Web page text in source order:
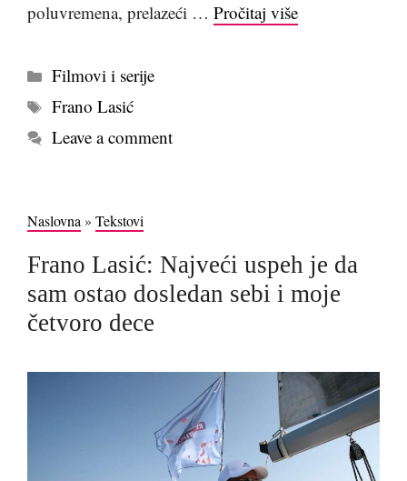
poluvremena, prelazeći … Pročitaj više
Kategorije
Filmovi i serije
Tags
Frano Lasić
Leave a comment
Naslovna » Tekstovi
Frano Lasić: Najveći uspeh je da
sam ostao dosledan sebi i moje
četvoro dece